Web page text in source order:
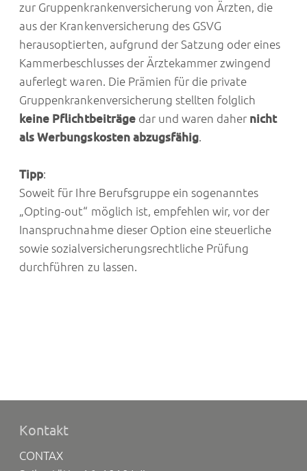
zur Gruppenkrankenversicherung von Ärzten, die
aus der Krankenversicherung des GSVG
herausoptierten, aufgrund der Satzung oder eines
Kammerbeschlusses der Ärztekammer zwingend
auferlegt waren. Die Prämien für die private
Gruppenkrankenversicherung stellten folglich
keine Pflichtbeiträgedar und waren daher nicht
als Werbungskosten abzugsfähig.
Tipp:
Soweit für Ihre Berufsgruppe ein sogenanntes
„Opting-out“ möglich ist, empfehlen wir, vor der
Inanspruchnahme dieser Option eine steuerliche
sowie sozialversicherungsrechtliche Prüfung
durchführen zu lassen.
Kontakt
CONTAX